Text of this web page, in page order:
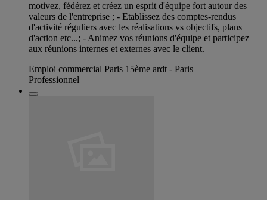
motivez, fédérez et créez un esprit d'équipe fort autour des
valeurs de l'entreprise ; - Etablissez des comptes-rendus
d'activité réguliers avec les réalisations vs objectifs, plans
d'action etc...; - Animez vos réunions d'équipe et participez
aux réunions internes et externes avec le client.
Emploi commercial Paris 15ème ardt - Paris
Professionnel